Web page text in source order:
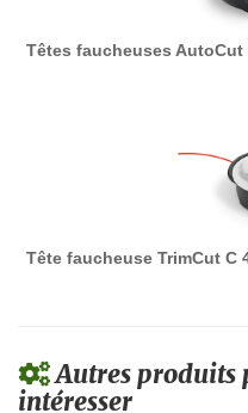
Têtes faucheuses
Tête faucheuse TrimCut C
Autres produits
intéresser